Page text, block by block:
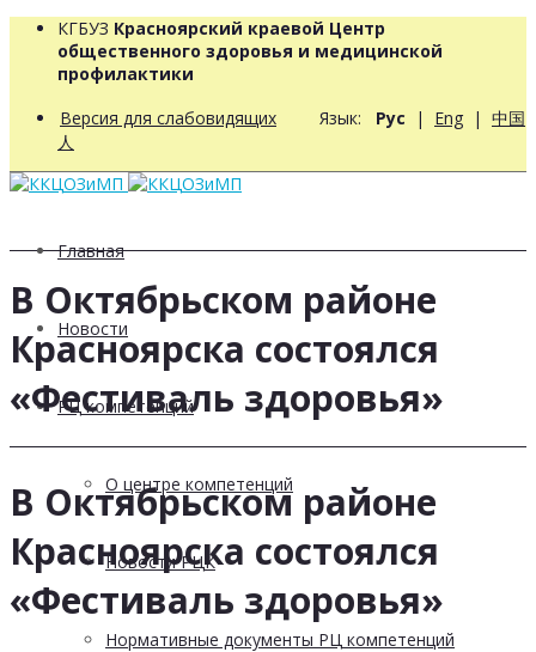
КГБУЗ Красноярский краевой Центр
общественного здоровья и медицинской
профилактики
Версия для слабовидящих Язык: Рус | Eng | 中国
人
Главная
Новости
РЦ компетенций
О центре компетенций
Новости РЦК
Нормативные документы РЦ компетенций
В Октябрьском районе
Красноярска состоялся
«Фестиваль здоровья»
В Октябрьском районе
Красноярска состоялся
«Фестиваль здоровья»